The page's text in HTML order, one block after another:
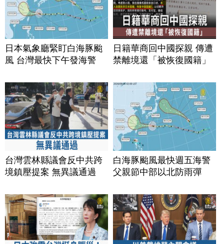
日本氣象廳緊盯白海豚颱
風 台灣最快下午發海警
日籍華商回中國探親 傳遭
禁離境還「被恢復國籍」
台灣雲林縣議會反中共跨
境鎮壓提案 無異議通過
白海豚颱風最快週五海警
父親節中部以北防雨彈